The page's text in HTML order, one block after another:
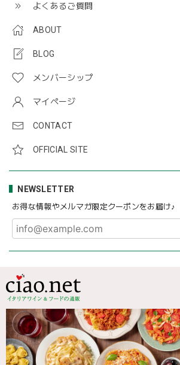
よくあるご質問
ABOUT
BLOG
メンバーシップ
マイページ
CONTACT
OFFICIAL SITE
NEWSLETTER
お得な情報やメルマガ限定クーポンをお届け♪